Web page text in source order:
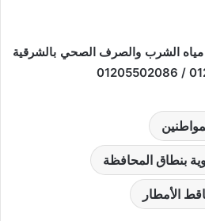
مياه الشرب والصرف الصحي بالشرقية
بنطاق المحافظة
الأمطار